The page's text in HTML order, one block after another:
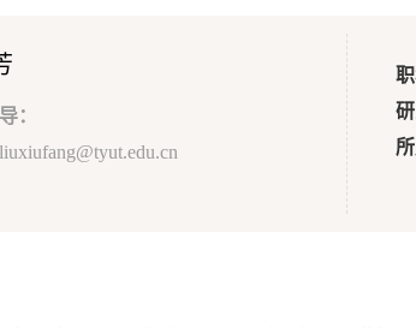
：
liuxiufang@tyut.edu.cn